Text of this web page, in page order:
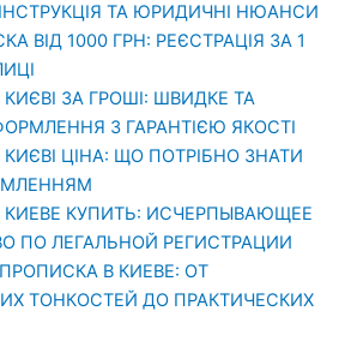
ТА ЮРИДИЧНІ НЮАНСИ
ВІД 1000 ГРН: РЕЄСТРАЦІЯ ЗА 1
ЗА ГРОШІ: ШВИДКЕ ТА
З ГАРАНТІЄЮ ЯКОСТІ
ЦІНА: ЩО ПОТРІБНО ЗНАТИ
КУПИТЬ: ИСЧЕРПЫВАЮЩЕЕ
ПО ЛЕГАЛЬНОЙ РЕГИСТРАЦИИ
В КИЕВЕ: ОТ
ТОНКОСТЕЙ ДО ПРАКТИЧЕСКИХ